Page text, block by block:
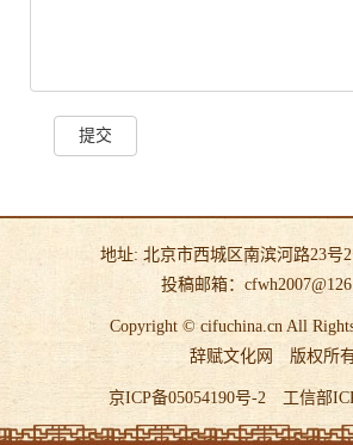
提交
地址: 北京市西城区南滨河路23号
投稿邮箱：
Copyright © cifuchina.cn All Rights
辞赋文化网
版权所
京ICP备05054190号-2 工信部